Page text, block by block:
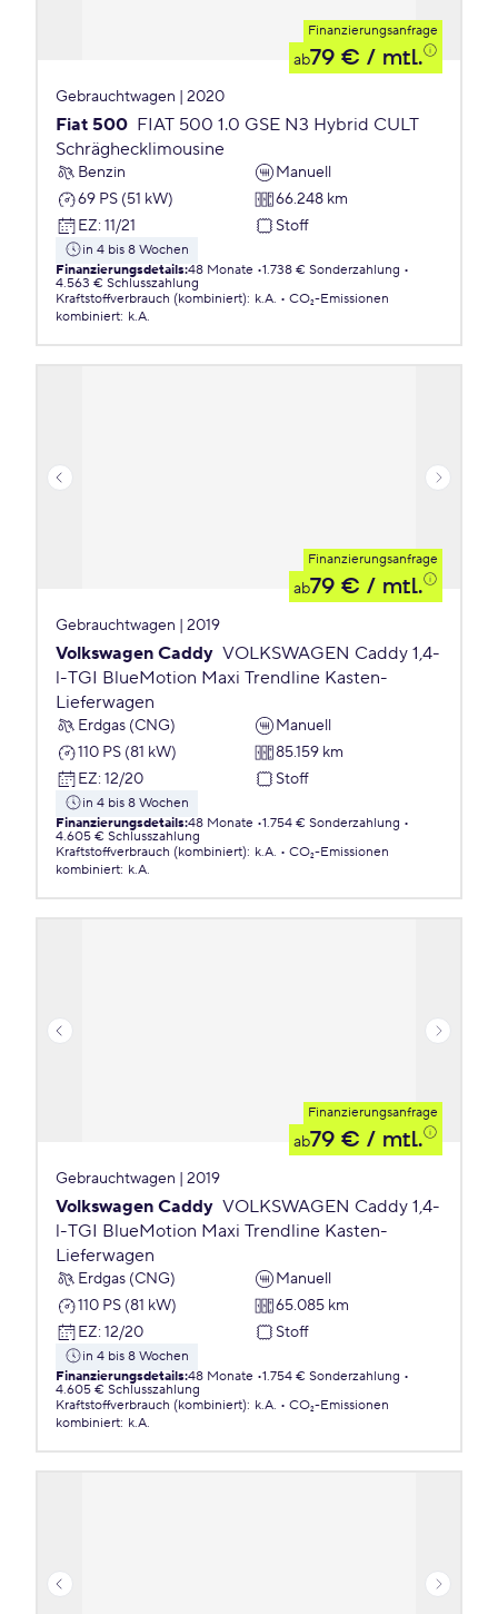
Finanzierungsanfrage
ab79 € / mtl.
Gebrauchtwagen | 2020
Fiat 500 FIAT 500 1.0 GSE N3 Hybrid CULT
Schräghecklimousine
Benzin
Manuell
69 PS (51 kW)
66.248 km
EZ: 11/21 Stoff
in 4 bis 8 Wochen
Finanzierungsdetails:48 Monate 1.738 € Sonderzahlung
4.563 € Schlusszahlung
Kraftstoffverbrauch (kombiniert): k.A.
CO₂-Emissionen
kombiniert: k.A.
Finanzierungsanfrage
ab79 € / mtl.
Gebrauchtwagen | 2019
Volkswagen Caddy VOLKSWAGEN Caddy 1,4-
l-TGI BlueMotion Maxi Trendline Kasten-
Lieferwagen
Erdgas (CNG)
Manuell
110 PS (81 kW)
85.159 km
EZ: 12/20 Stoff
in 4 bis 8 Wochen
Finanzierungsdetails:48 Monate 1.754 € Sonderzahlung
4.605 € Schlusszahlung
Kraftstoffverbrauch (kombiniert): k.A.
CO₂-Emissionen
kombiniert: k.A.
Finanzierungsanfrage
ab79 € / mtl.
Gebrauchtwagen | 2019
Volkswagen Caddy VOLKSWAGEN Caddy 1,4-
l-TGI BlueMotion Maxi Trendline Kasten-
Lieferwagen
Erdgas (CNG)
Manuell
110 PS (81 kW)
65.085 km
EZ: 12/20 Stoff
in 4 bis 8 Wochen
Finanzierungsdetails:48 Monate 1.754 € Sonderzahlung
4.605 € Schlusszahlung
Kraftstoffverbrauch (kombiniert): k.A.
CO₂-Emissionen
kombiniert: k.A.